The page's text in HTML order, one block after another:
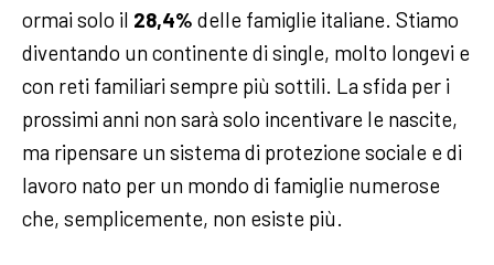
ormai solo il 28,4% delle famiglie italiane. Stiamo
diventando un continente di single, molto longevi e
con reti familiari sempre più sottili. La sfida per i
prossimi anni non sarà solo incentivare le nascite,
ma ripensare un sistema di protezione sociale e di
lavoro nato per un mondo di famiglie numerose
che, semplicemente, non esiste più.